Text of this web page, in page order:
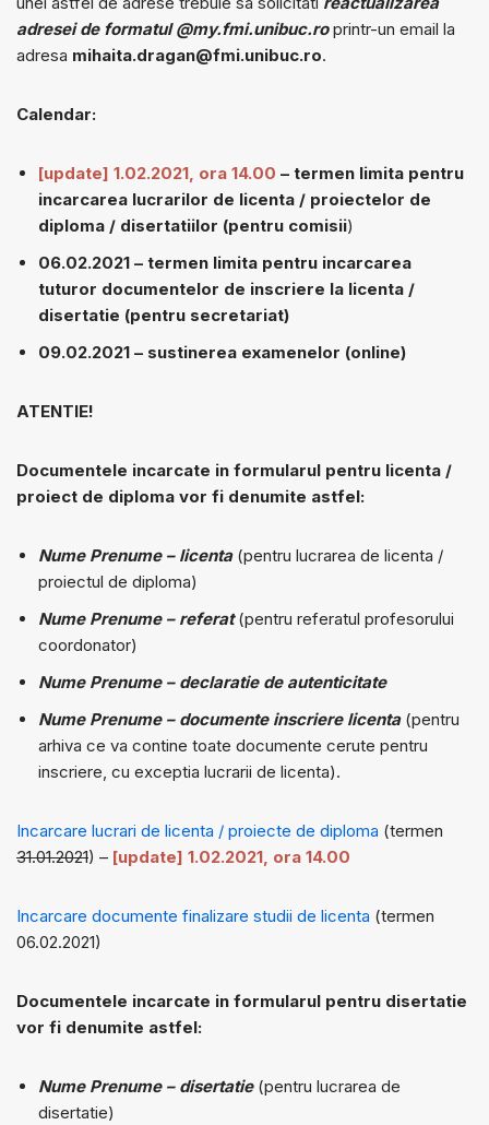
adresei de formatul @my.fmi.unibuc.roprintr-un email la
adresa mihaita.dragan@fmi.unibuc.ro.
Calendar:
[update] 1.02.2021, ora 14.00 – termen limita pentru
incarcarea lucrarilor de licenta / proiectelor de
diploma / disertatiilor (pentru comisii)
06.02.2021 – termen limita pentru incarcarea
tuturor documentelor de inscriere la licenta /
disertatie (pentru secretariat)
09.02.2021 – sustinerea examenelor (online)
ATENTIE!
Documentele incarcate in formularul pentru licenta /
proiect de diploma vor fi denumite astfel:
Nume Prenume – licenta(pentru lucrarea de licenta /
proiectul de diploma)
Nume Prenume – referat(pentru referatul profesorului
coordonator)
Nume Prenume – declaratie de autenticitate
Nume Prenume – documente inscriere licenta(pentru
arhiva ce va contine toate documente cerute pentru
inscriere, cu exceptia lucrarii de licenta).
Incarcare lucrari de licenta / proiecte de diploma (termen
31.01.2021) – [update] 1.02.2021, ora 14.00
Incarcare documente finalizare studii de licenta (termen
06.02.2021)
Documentele incarcate in formularul pentru disertatie
vor fi denumite astfel:
Nume Prenume – disertatie(pentru lucrarea de
disertatie)